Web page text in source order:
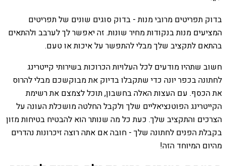
בדוק תפריטים מרובי מנות - בדוק סוגים שונים של תפריטים
המציעים מנות בנקודות מחיר שונות. זה יאפשר לך לערבב ולהתאים
בהתאם לתקציב שלך מבלי להתפשר על איכות או טעם.
חשוב שתהיו מודעים לכל העלויות הכרוכות בשירותי קייטרינג
לחתונה בכפר יונה כדי שתקבלו בדיוק את מבוקשכם מבלי להרוס
את הכסף. עם העצות האלה בחשבון, תוכל לצמצם את רשימת
הקייטרינג הפוטנציאליים שלך ולקבל החלטה מושכלת העונה על
הצרכים והתקציב שלך. כעת כל מה שנותר הוא להבטיח בטיחות מזון
בקבלת הפנים לחתונה שלך - חובה אם אתה רוצה זיכרונות נהדרים
מהיום המיוחד הזה!